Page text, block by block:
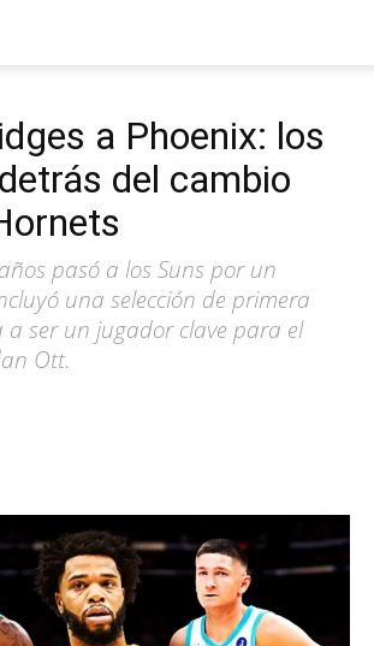
a Phoenix: los
del cambio
pasó a los Suns por un
una selección de primera
ser un jugador clave para el
Ott.